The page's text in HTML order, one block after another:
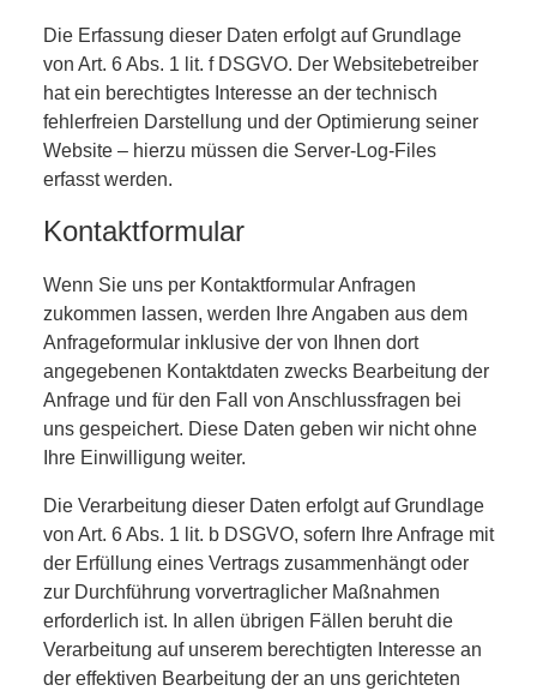
Die Erfassung dieser Daten erfolgt auf Grundlage
von Art. 6 Abs. 1 lit. f DSGVO. Der Websitebetreiber
hat ein berechtigtes Interesse an der technisch
fehlerfreien Darstellung und der Optimierung seiner
Website – hierzu müssen die Server-Log-Files
erfasst werden.
Kontaktformular
Wenn Sie uns per Kontaktformular Anfragen
zukommen lassen, werden Ihre Angaben aus dem
Anfrageformular inklusive der von Ihnen dort
angegebenen Kontaktdaten zwecks Bearbeitung der
Anfrage und für den Fall von Anschlussfragen bei
uns gespeichert. Diese Daten geben wir nicht ohne
Ihre Einwilligung weiter.
Die Verarbeitung dieser Daten erfolgt auf Grundlage
von Art. 6 Abs. 1 lit. b DSGVO, sofern Ihre Anfrage mit
der Erfüllung eines Vertrags zusammenhängt oder
zur Durchführung vorvertraglicher Maßnahmen
erforderlich ist. In allen übrigen Fällen beruht die
Verarbeitung auf unserem berechtigten Interesse an
der effektiven Bearbeitung der an uns gerichteten